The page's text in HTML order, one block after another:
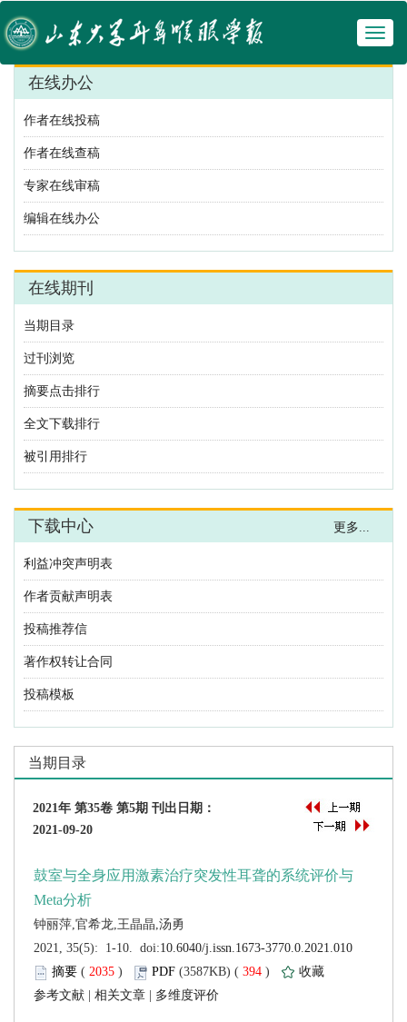
利益冲突声明表
作者贡献声明表
投稿推荐信
著作权转让合同
投稿模板
( ) 394 )